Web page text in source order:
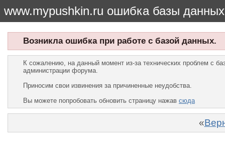
www.mypushkin.ru ошибка базы данных
Возникла ошибка при работе с базой данных.
К сожалению, на данный момент из-за технических проблем с
администрации форума.
Приносим свои извинения за причиненные неудобства.
Вы можете попробовать обновить страницу нажав сюда
«